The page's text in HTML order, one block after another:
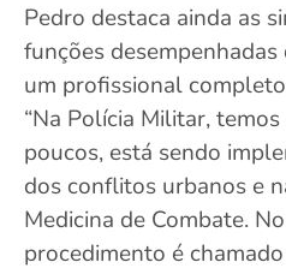
Pedro destaca ainda as
funções
um profissional
“Na Polícia Militar,
poucos, está sendo
dos conflitos urbanos e
Medicina de Combate.
procedimento é